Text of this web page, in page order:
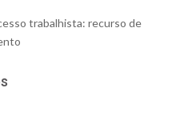
trabalhista: recurso de